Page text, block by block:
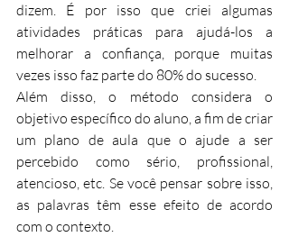
dizem. É por isso que criei algumas
atividades práticas para ajudá-los a
melhorar a confiança, porque muitas
vezes isso faz parte do 80% do sucesso.
Além disso, o método considera o
objetivo específico do aluno, a fim de criar
um plano de aula que o ajude a ser
percebido como sério, profissional,
atencioso, etc. Se você pensar sobre isso,
as palavras têm esse efeito de acordo
com o contexto.